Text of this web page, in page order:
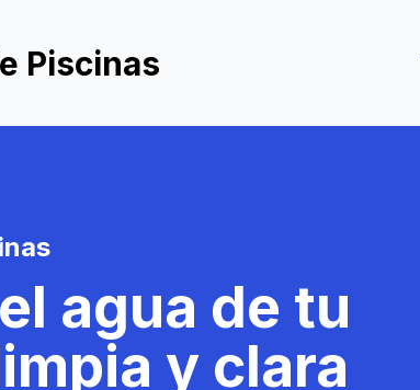
Piscinas
agua de tu
y clara